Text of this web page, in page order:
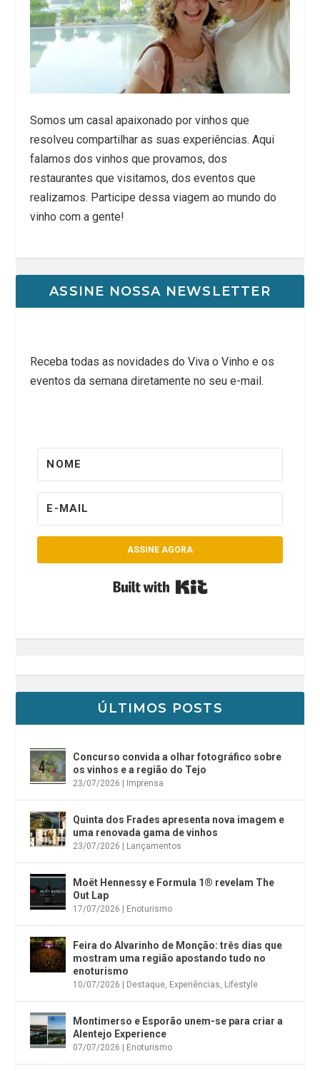
Somos um casal apaixonado por vinhos que
resolveu compartilhar as suas experiências. Aqui
falamos dos vinhos que provamos, dos
restaurantes que visitamos, dos eventos que
realizamos. Participe dessa viagem ao mundo do
vinho com a gente!
ASSINE NOSSA NEWSLETTER
Receba todas as novidades do Viva o Vinho e os
eventos da semana diretamente no seu e-mail.
ASSINE AGORA
ÚLTIMOS POSTS
Concurso convida a olhar fotográfico sobre
os vinhos e a região do Tejo
23/07/2026 Imprensa
Quinta dos Frades apresenta nova imagem e
uma renovada gama de vinhos
23/07/2026 Lançamentos
Moët Hennessy e Formula 1® revelam The
Out Lap
17/07/2026 Enoturismo
Feira do Alvarinho de Monção: três dias que
mostram uma região apostando tudo no
enoturismo
10/07/2026 Destaque, Experiências, Lifestyle
Montimerso e Esporão unem-se para criar a
Alentejo Experience
07/07/2026 Enoturismo